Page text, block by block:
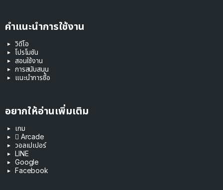
คำแนะนำการใช้งาน
วิดีโอ
โปรโมชัน
สอนใช้งาน
การสนับสนุน
แนะนำการซื้อ
อยากให้อ่านเพิ่มเติม
เกม
 Arcade
วอลเปเปอร์
LINE
Google
Facebook